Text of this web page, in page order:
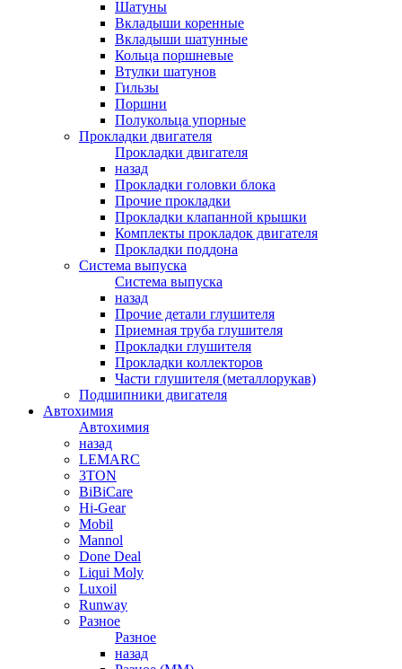
Шатуны
Вкладыши коренные
Вкладыши шатунные
Кольца поршневые
Втулки шатунов
Гильзы
Поршни
Полукольца упорные
Прокладки двигателя
Прокладки двигателя
назад
Прокладки головки блока
Прочие прокладки
Прокладки клапанной крышки
Комплекты прокладок двигателя
Прокладки поддона
Система выпуска
Система выпуска
назад
Прочие детали глушителя
Приемная труба глушителя
Прокладки глушителя
Прокладки коллекторов
Части глушителя (металлорукав)
Подшипники двигателя
Автохимия
Автохимия
назад
LEMARC
3TON
BiBiCare
Hi-Gear
Mobil
Mannol
Done Deal
Liqui Moly
Luxoil
Runway
Разное
Разное
назад